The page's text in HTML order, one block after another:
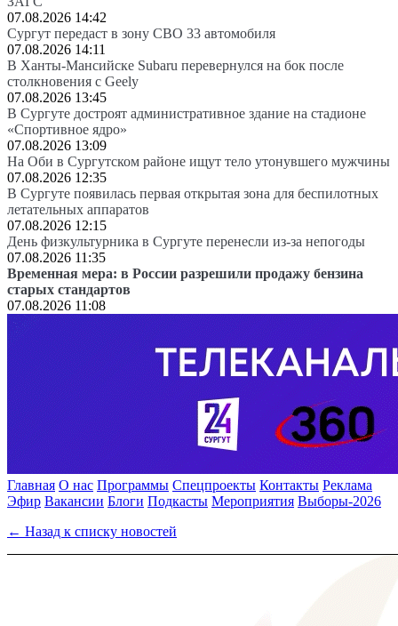
07.08.2026 14:42
Сургут передаст в зону СВО 33 автомобиля
07.08.2026 14:11
В Ханты-Мансийске Subaru перевернулся на бок после
столкновения с Geely
07.08.2026 13:45
В Сургуте достроят административное здание на стадионе
«Спортивное ядро»
07.08.2026 13:09
На Оби в Сургутском районе ищут тело утонувшего мужчины
07.08.2026 12:35
В Сургуте появилась первая открытая зона для беспилотных
летательных аппаратов
07.08.2026 12:15
День физкультурника в Сургуте перенесли из-за непогоды
07.08.2026 11:35
Временная мера: в России разрешили продажу бензина
старых стандартов
07.08.2026 11:08
Главная О нас Программы Спецпроекты Контакты Реклама
Эфир Вакансии Блоги Подкасты Мероприятия Выборы-2026
← Назад к списку новостей